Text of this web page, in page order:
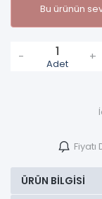
Bu ürünün
-
Adet
+
ÜRÜN BILGISI